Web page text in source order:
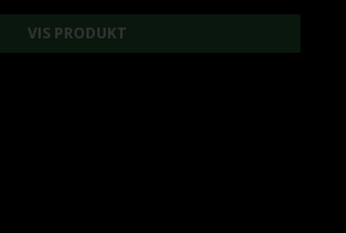
VIS PRODUKT